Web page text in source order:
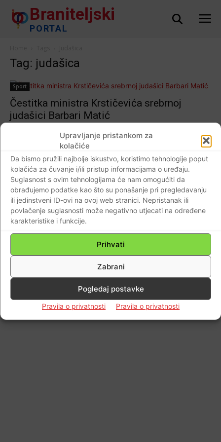
Upravljanje pristankom za
kolačiće
Da bismo pružili najbolje iskustvo, koristimo tehnologije poput
kolačića za čuvanje i/ili pristup informacijama o uređaju.
Suglasnost s ovim tehnologijama će nam omogućiti da
obrađujemo podatke kao što su ponašanje pri pregledavanju
ili jedinstveni ID-ovi na ovoj web stranici. Nepristanak ili
povlačenje suglasnosti može negativno utjecati na određene
karakteristike i funkcije.
Prihvati
Zabrani
Pogledaj postavke
Pravila o privatnosti Pravila o privatnosti
Braniteljski
PORTAL
Tag: judašica
Sport
Čestitka ministra Krstičevića srebrnoj
judašici Barbari Matić
Impressum Kontaktirajte nas Pravila o privatnosti
© Newspaper WordPress Theme by TagDiv